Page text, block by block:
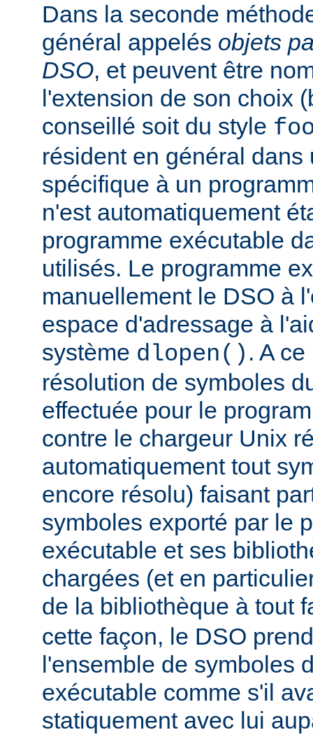
Dans la seconde
général appelés objets
DSO, et peuvent être
l'extension de son choix
conseillé soit du style
résident en général dans
spécifique à un
n'est automatiquement
programme exécutable
utilisés. Le programme
manuellement le DSO à
espace d'adressage à
système dlopen() . A
résolution de symboles
effectuée pour le
contre le chargeur Unix
automatiquement tout
encore résolu) faisant
symboles exporté par le
exécutable et ses
chargées (et en
de la bibliothèque à tout
cette façon, le DSO
l'ensemble de symboles
exécutable comme s'il
statiquement avec lui